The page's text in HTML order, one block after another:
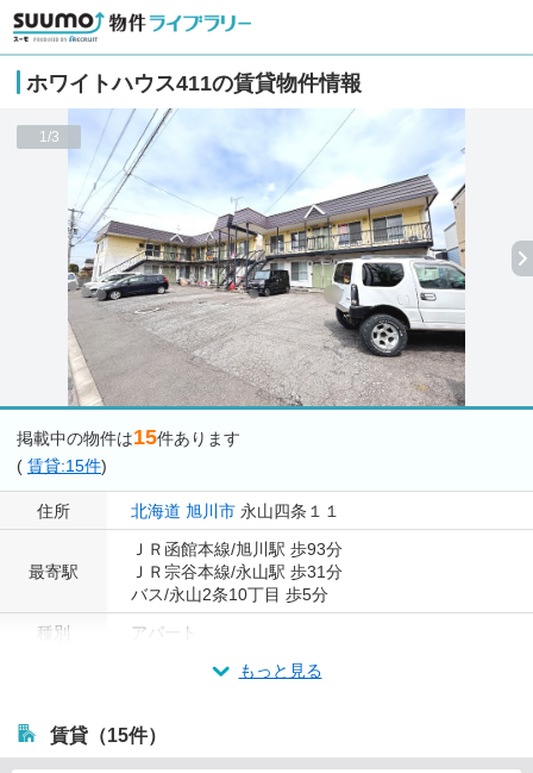
ホワイトハウス411の賃貸物件情報
1/3
掲載中の物件は15件あります
( 賃貸:15件)
住所 北海道 旭川市 永山四条１１
最寄駅
ＪＲ函館本線/旭川駅 歩93分
ＪＲ宗谷本線/永山駅 歩31分
バス/永山2条10丁目 歩5分
種別
アパート
もっと見る
賃貸（15件）